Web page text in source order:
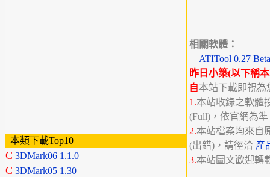
本類下載Top10
C 3DMark06 1.1.0
C 3DMark05 1.30
相關軟體：
ATITool 0.27
昨日小築(以下稱
自本站下載即視為
1.本站收錄之軟體
(Full)，依官網為
2.本站檔案均來自
(出錯)，請徑洽 產
3.本站圖文歡迎轉